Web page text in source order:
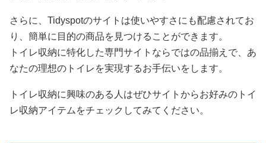
さらに、Tidyspotのサイトは使いやすさにも配慮されてお
り、簡単に目的の商品を見つけることができます。
トイレ収納に特化した専門サイトならではの品揃えで、あ
なたの理想のトイレを実現するお手伝いをします。
トイレ収納に興味のある人はぜひサイトからお好みのトイ
レ収納アイテムをチェックしてみてください。